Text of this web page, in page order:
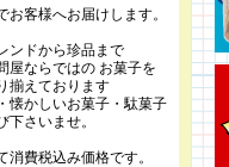
お客様へお届けします。
ンドから珍品まで
屋ならではの お菓子を
揃えております
懐かしいお菓子・駄菓子
下さいませ。
消費税込み価格です。